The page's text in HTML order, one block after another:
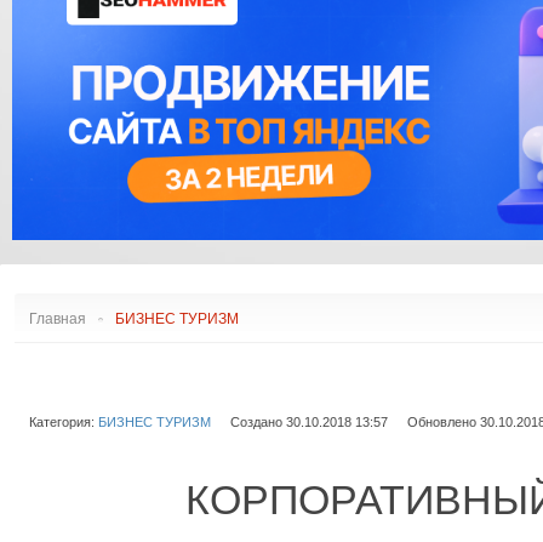
АЭРОПОРТЫ АФРИКИ
АЭРОПОРТЫ АМЕРИКИ
РЕЙТИНГ АЭРОПОРТОВ
АЭРОПОРТЫ АВСТРАЛИИ
И ОКЕАНИИ
ЭМБРАЕР E-JET
ИЛ
СААБ
СУХОЙ СУПЕРДЖЕТ
ТУПОЛЕВ
Главная БИЗНЕС ТУРИЗМ
Категория: БИЗНЕС ТУРИЗМ Создано 30.10.2018 13:57 Обновлено